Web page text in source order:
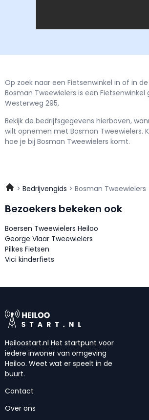
Op zoek naar een Fietsenwinkel in of in
Bosman Tweewielers is een
Westerweg 295,
Bekijk de bedrijfsgegevens hierboven,
wilt opnemen met Bosman Tweewielers.
hoe je bij Bosman Tweewielers komt.
Bedrijvengids Bosman Tweewielers
Bezoekers bekeken ook
Boersen Tweewielers Heiloo
George Vlaar Tweewielers
Pilkes Fietsen
Vici kinderfiets
Heiloostart.nl Het startpunt voor
iedere inwoner van omgeving
Heiloo. Weet wat er speelt in de
buurt.
Contact
Over ons